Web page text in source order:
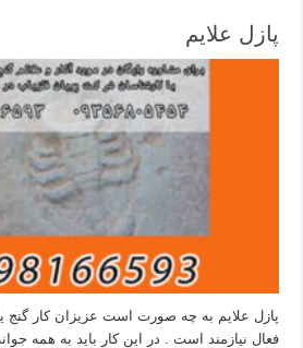
پازل علایم
پازل علایم به چه صورت است عزیزان کار گنج
فعال نیازمند است . در این کار باید به همه